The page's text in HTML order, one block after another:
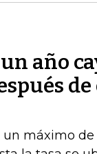
año
máximo de